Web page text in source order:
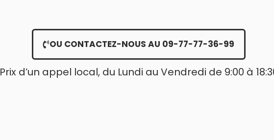
OU CONTACTEZ-NOUS AU 09-77-77-36-99
Prix d’un appel local, du Lundi au Vendredi de 9:00 à